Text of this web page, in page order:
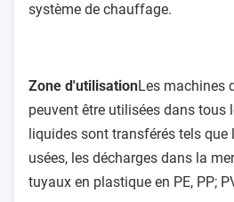
système de chauffage.
Zone d'utilisationLes machines
peuvent être utilisées dans tous
liquides sont transférés tels que
usées, les décharges dans la
tuyaux en plastique en PE, PP;